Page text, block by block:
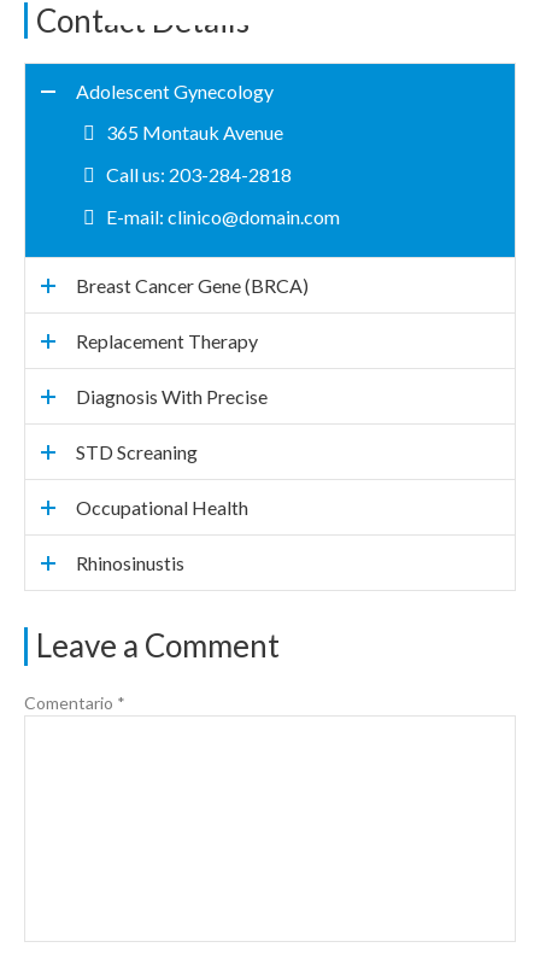
Contact Details
Adolescent Gynecology
365 Montauk Avenue
Call us: 203-284-2818
E-mail: clinico@domain.com
Breast Cancer Gene (BRCA)
Replacement Therapy
Diagnosis With Precise
STD Screaning
Occupational Health
Rhinosinustis
Leave a Comment
Comentario *